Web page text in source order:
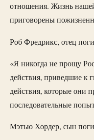
отношения. Жизнь
приговорены
Роб Фредрикс, отец
«Я никогда не прощу
действия, приведшие к
действия, которые они
последовательные
Мэтью Хордер, сын